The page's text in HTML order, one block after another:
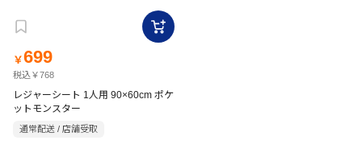
￥699
税込￥768
レジャーシート 1人用 90×60cm ポケ
ットモンスター
通常配送 / 店舗受取